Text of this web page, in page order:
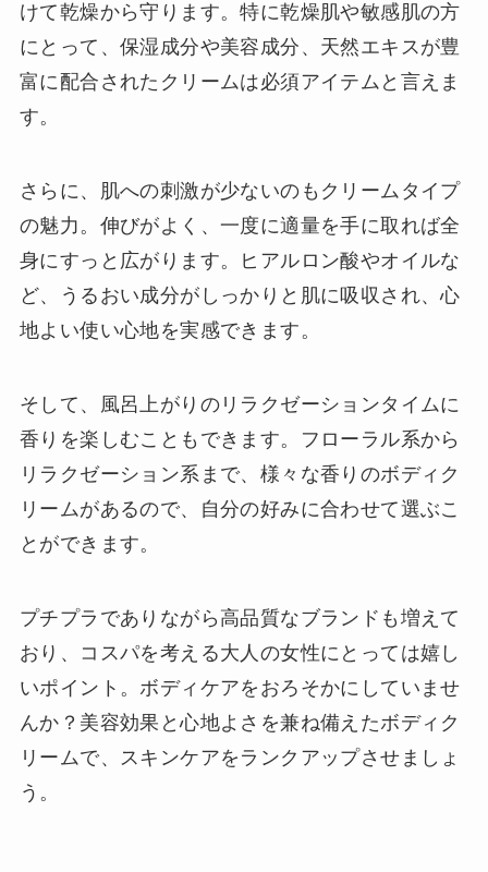
けて乾燥から守ります。特に乾燥肌や敏感肌の方
にとって、保湿成分や美容成分、天然エキスが豊
富に配合されたクリームは必須アイテムと言えま
す。
さらに、肌への刺激が少ないのもクリームタイプ
の魅力。伸びがよく、一度に適量を手に取れば全
身にすっと広がります。ヒアルロン酸やオイルな
ど、うるおい成分がしっかりと肌に吸収され、心
地よい使い心地を実感できます。
そして、風呂上がりのリラクゼーションタイムに
香りを楽しむこともできます。フローラル系から
リラクゼーション系まで、様々な香りのボディク
リームがあるので、自分の好みに合わせて選ぶこ
とができます。
プチプラでありながら高品質なブランドも増えて
おり、コスパを考える大人の女性にとっては嬉し
いポイント。ボディケアをおろそかにしていませ
んか？美容効果と心地よさを兼ね備えたボディク
リームで、スキンケアをランクアップさせましょ
う。